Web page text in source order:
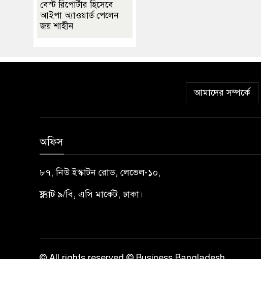
বেস্ট রিপোর্টার হিসেবে
আইপা অ্যাওয়ার্ড পেলেন
জয় শাহীন
আমাদের সম্পর্কে
অফিস
৮৭, নিউ ইস্কাটন রোড, লেভেল-১০,
ফ্ল্যাট ৯/বি, এসি মার্কেট, ঢাকা।
© All rights reserved © Business Bangladesh